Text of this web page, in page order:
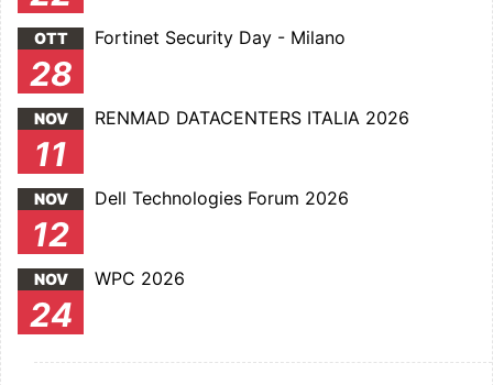
OTT
28
Fortinet Security Day - Milano
NOV
11
RENMAD DATACENTERS ITALIA 2026
NOV
12
Dell Technologies Forum 2026
NOV
24
WPC 2026